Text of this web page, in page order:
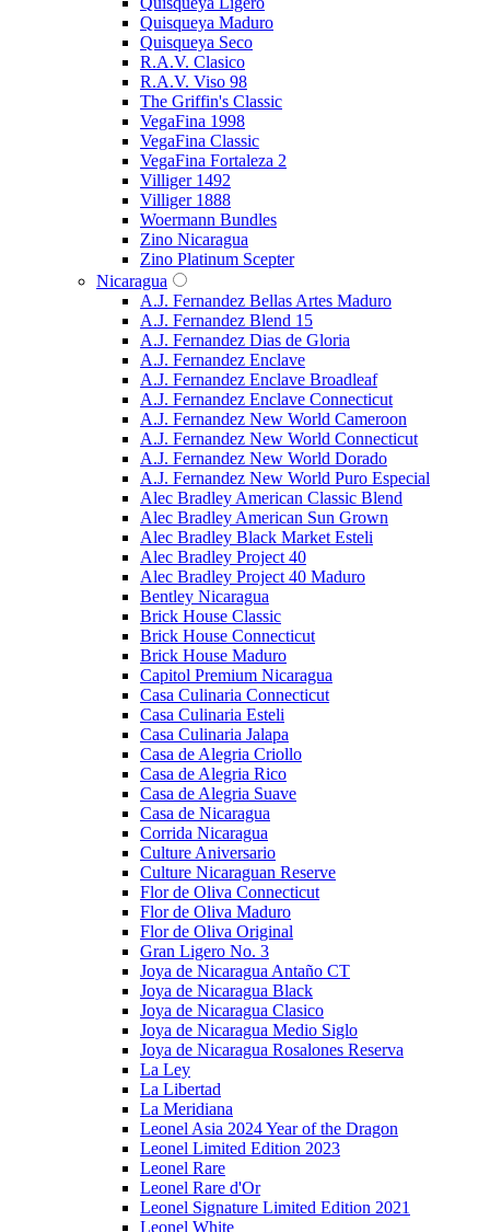
Quisqueya Maduro
Quisqueya Seco
R.A.V. Clasico
R.A.V. Viso 98
The Griffin's Classic
VegaFina 1998
VegaFina Classic
VegaFina Fortaleza 2
Villiger 1492
Villiger 1888
Woermann Bundles
Zino Nicaragua
Zino Platinum Scepter
Nicaragua
A.J. Fernandez Bellas Artes Maduro
A.J. Fernandez Blend 15
A.J. Fernandez Dias de Gloria
A.J. Fernandez Enclave
A.J. Fernandez Enclave Broadleaf
A.J. Fernandez Enclave Connecticut
A.J. Fernandez New World Cameroon
A.J. Fernandez New World Connecticut
A.J. Fernandez New World Dorado
A.J. Fernandez New World Puro Especial
Alec Bradley American Classic Blend
Alec Bradley American Sun Grown
Alec Bradley Black Market Esteli
Alec Bradley Project 40
Alec Bradley Project 40 Maduro
Bentley Nicaragua
Brick House Classic
Brick House Connecticut
Brick House Maduro
Capitol Premium Nicaragua
Casa Culinaria Connecticut
Casa Culinaria Esteli
Casa Culinaria Jalapa
Casa de Alegria Criollo
Casa de Alegria Rico
Casa de Alegria Suave
Casa de Nicaragua
Corrida Nicaragua
Culture Aniversario
Culture Nicaraguan Reserve
Flor de Oliva Connecticut
Flor de Oliva Maduro
Flor de Oliva Original
Gran Ligero No. 3
Joya de Nicaragua Antaño CT
Joya de Nicaragua Black
Joya de Nicaragua Clasico
Joya de Nicaragua Medio Siglo
Joya de Nicaragua Rosalones Reserva
La Ley
La Libertad
La Meridiana
Leonel Asia 2024 Year of the Dragon
Leonel Limited Edition 2023
Leonel Rare
Leonel Rare d'Or
Leonel Signature Limited Edition 2021
Leonel White